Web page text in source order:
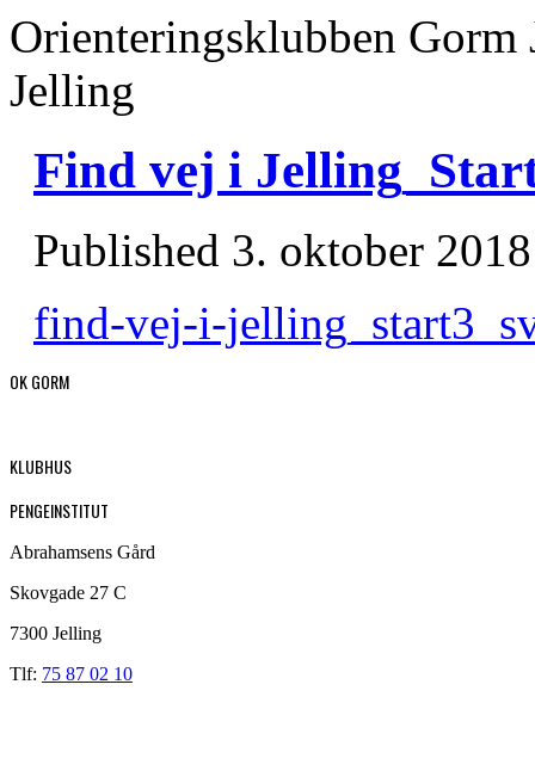
Orienteringsklubben
Jelling
Find vej i
Published 3. oktober 2018
find-vej-i-
OK GORM
KLUBHUS
PENGEINSTITUT
Abrahamsens Gård
Skovgade 27 C
7300 Jelling
Tlf: 75 87 02 10